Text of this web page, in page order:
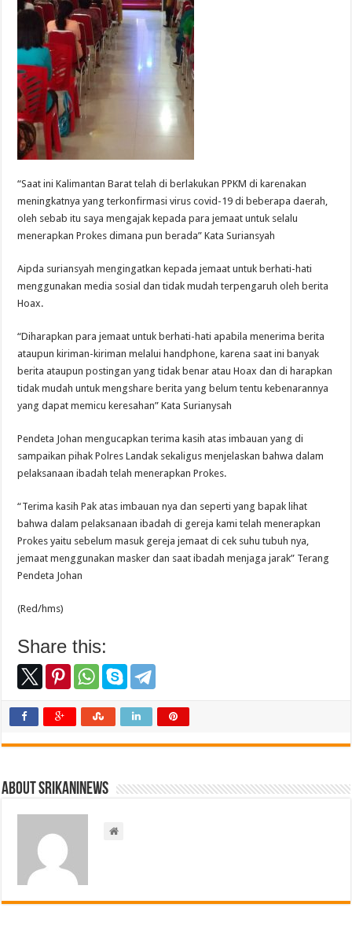
“Saat ini Kalimantan Barat telah di berlakukan PPKM di karenakan
meningkatnya yang terkonfirmasi virus covid-19 di beberapa daerah,
oleh sebab itu saya mengajak kepada para jemaat untuk selalu
menerapkan Prokes dimana pun berada” Kata Suriansyah
Aipda suriansyah mengingatkan kepada jemaat untuk berhati-hati
menggunakan media sosial dan tidak mudah terpengaruh oleh berita
Hoax.
“Diharapkan para jemaat untuk berhati-hati apabila menerima berita
ataupun kiriman-kiriman melalui handphone, karena saat ini banyak
berita ataupun postingan yang tidak benar atau Hoax dan di harapkan
tidak mudah untuk mengshare berita yang belum tentu kebenarannya
yang dapat memicu keresahan” Kata Surianysah
Pendeta Johan mengucapkan terima kasih atas imbauan yang di
sampaikan pihak Polres Landak sekaligus menjelaskan bahwa dalam
pelaksanaan ibadah telah menerapkan Prokes.
“Terima kasih Pak atas imbauan nya dan seperti yang bapak lihat
bahwa dalam pelaksanaan ibadah di gereja kami telah menerapkan
Prokes yaitu sebelum masuk gereja jemaat di cek suhu tubuh nya,
jemaat menggunakan masker dan saat ibadah menjaga jarak” Terang
Pendeta Johan
(Red/hms)
Share this:
About srikaninews